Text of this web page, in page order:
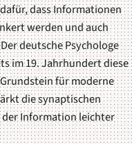
dass Informationen
werden und auch
deutsche Psychologe
im 19. Jahrhundert diese
für moderne
die synaptischen
der Information leichter